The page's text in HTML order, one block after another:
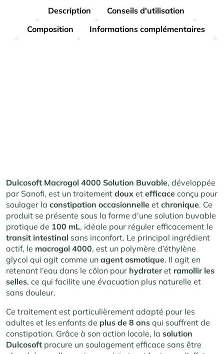
Description
Conseils d'utilisation
Composition
Informations complémentaires
Dulcosoft Macrogol 4000 Solution Buvable, développée
par Sanofi, est un traitement doux et efficace conçu pour
soulager la constipation occasionnelle et chronique. Ce
produit se présente sous la forme d’une solution buvable
pratique de 100 mL, idéale pour réguler efficacement le
transit intestinal sans inconfort. Le principal ingrédient
actif, le macrogol 4000, est un polymère d’éthylène
glycol qui agit comme un agent osmotique. Il agit en
retenant l’eau dans le côlon pour hydrateret ramollir les
selles, ce qui facilite une évacuation plus naturelle et
sans douleur.
Ce traitement est particulièrement adapté pour les
adultes et les enfants de plus de 8 ans qui souffrent de
constipation. Grâce à son action locale, la solution
Dulcosoft procure un soulagement efficace sans être